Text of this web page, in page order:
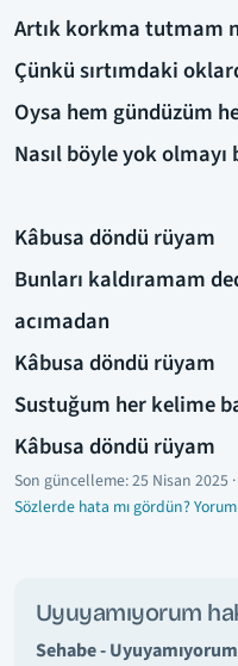
Artık korkma tutmam
Çünkü sırtımdaki
Oysa hem gündüzüm
Nasıl böyle yok olmayı
Kâbusa döndü rüyam
Bunları kaldıramam
acımadan
Kâbusa döndü rüyam
Sustuğum her kelime
Kâbusa döndü rüyam
Son güncelleme:25 Nisan 2025 ·
Sözlerde hata mı gördün?
Uyuyamıyorum
Sehabe - Uyuyamıyorum